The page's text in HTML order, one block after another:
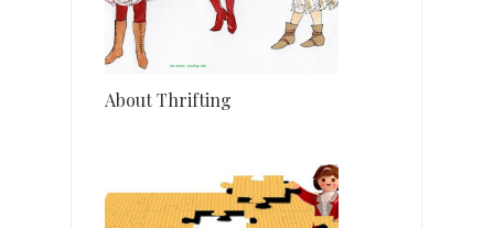
About Thrifting